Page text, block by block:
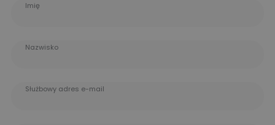
Imię
Nazwisko
Służbowy adres e-mail